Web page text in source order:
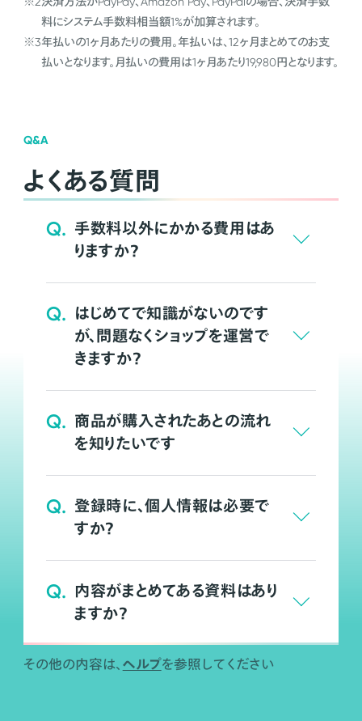
料にシステム手数料相当額1%が加算されます。
※3年払いの1ヶ月あたりの費用。年払いは、12ヶ月まとめてのお支
払いとなります。月払いの費用は1ヶ月あたり19,980円となります。
Q&A
よくある質問
Q. 手数料以外にかかる費用はあ
りますか？
Q. はじめてで知識がないのです
が、問題なくショップを運営で
きますか？
Q. 商品が購入されたあとの流れ
を知りたいです
Q. 登録時に、個人情報は必要で
すか？
Q. 内容がまとめてある資料はあり
ますか？
その他の内容は、 ヘルプを参照してください